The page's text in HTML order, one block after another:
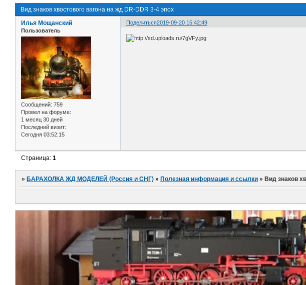
Вид знаков хвостового вагона на жд DR-DDR 3-4 эпох
Поделиться2019-09-20 15:42:49
Илья Мощанский
Пользователь
Сообщений: 759
Провел на форуме:
1 месяц 30 дней
Последний визит:
Сегодня 03:52:15
Страница:1
» БАРАХОЛКА ЖД МОДЕЛЕЙ (Россия и СНГ) » Полезная информация и ссылки » Вид знаков